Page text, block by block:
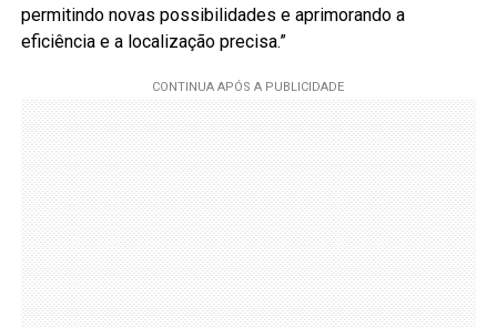
permitindo novas possibilidades e aprimorando a
eficiência e a localização precisa.”